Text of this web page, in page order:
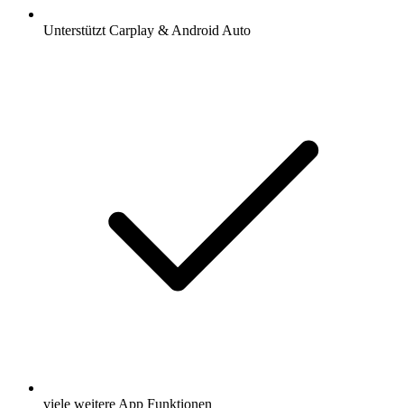
Unterstützt Carplay & Android Auto
viele weitere App Funktionen